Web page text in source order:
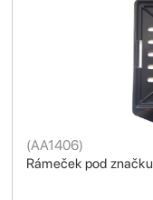
Rámeček pod značku
(AA1406)